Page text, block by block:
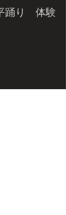
踊り 体験